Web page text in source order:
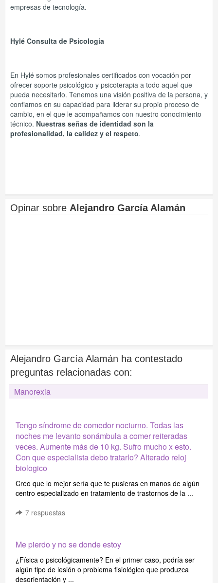
empresas de tecnología.
Hylé Consulta de Psicología
En Hylé somos profesionales certificados con vocación por
ofrecer soporte psicológico y psicoterapia a todo aquel que
pueda necesitarlo. Tenemos una visión positiva de la persona, y
confiamos en su capacidad para liderar su propio proceso de
cambio, en el que le acompañamos con nuestro conocimiento
técnico. Nuestras señas de identidad son la
profesionalidad, la calidez y el respeto.
Opinar sobre Alejandro García Alamán
Alejandro García Alamán ha contestado
preguntas relacionadas con:
Manorexia
Tengo síndrome de comedor nocturno. Todas las
noches me levanto sonámbula a comer reiteradas
veces. Aumente más de 10 kg. Sufro mucho x esto.
Con que especialista debo tratarlo? Alterado reloj
biologico
Creo que lo mejor sería que te pusieras en manos de algún
centro especializado en tratamiento de trastornos de la ...
7 respuestas
Me pierdo y no se donde estoy
¿Física o psicológicamente? En el primer caso, podría ser
algún tipo de lesión o problema fisiológico que produzca
desorientación y ...